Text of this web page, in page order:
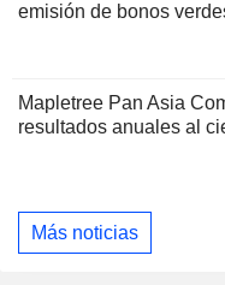
emisión de bonos
Mapletree Pan Asia
resultados anuales al
Más noticias